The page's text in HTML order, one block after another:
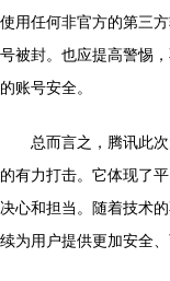
使用任何非官方的第三
号被封。也应提高警惕
的账号安全。
总而言之，腾讯此
的有力打击。它体现了
决心和担当。随着技术
续为用户提供更加安全、